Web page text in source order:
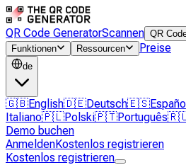
QR Code GeneratorScannen QR
Funktionen
Ressourcen Preise
de
🇬🇧English🇩🇪Deutsch🇪🇸Español
Italiano🇵🇱Polski🇵🇹Português
Demo buchen
AnmeldenKostenlos registrieren
Kostenlos registrieren